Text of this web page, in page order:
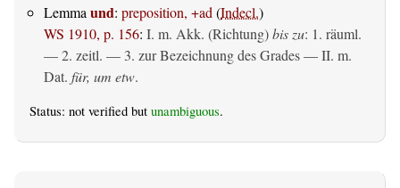
Lemma und: preposition, +ad (Indecl.)
WS 1910, p. 156: I. m. Akk. (Richtung)bis zu: 1. räuml.
— 2. zeitl. — 3. zur Bezeichnung des Grades — II. m.
Dat. für, um etw.
Status: not verified but unambiguous.